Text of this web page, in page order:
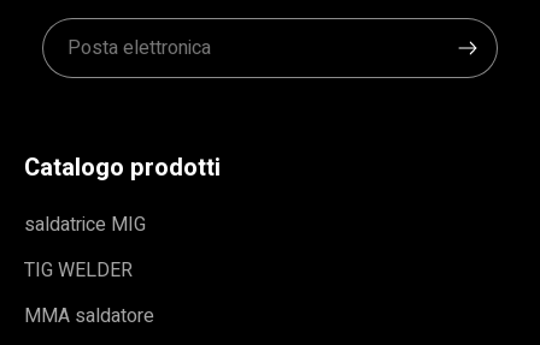
Catalogo prodotti
saldatrice MIG
TIG WELDER
MMA saldatore